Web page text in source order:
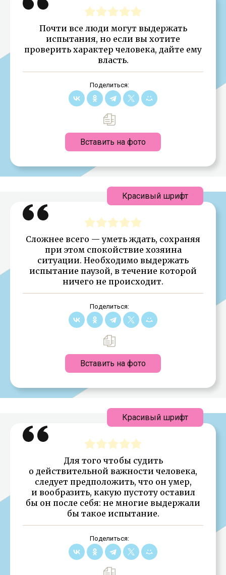
Почти все люди могут выдержать
испытания, но если вы хотите
проверить характер человека, дайте ему
власть.
Поделиться:
Вставить на фото
Сложнее всего — уметь ждать, сохраняя
при этом спокойствие хозяина
ситуации. Необходимо выдержать
испытание паузой, в течение которой
ничего не происходит.
Поделиться:
Вставить на фото
Красивый шрифт
Для того чтобы судить
о действительной важности человека,
следует предположить, что он умер,
и вообразить, какую пустоту оставил
бы он после себя: не многие выдержали
бы такое испытание.
Поделиться:
Красивый шрифт